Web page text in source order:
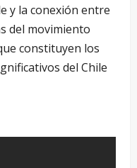
y la conexión entre
del movimiento
constituyen los
del Chile